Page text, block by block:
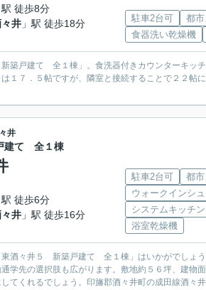
駅 徒歩8分
井 」駅 徒歩18分 駐車2台可 都市
食器洗い乾燥機
築戸建て 全１棟」。食洗器付きカウンターキッ
１７．５帖ですが、隣室と接続することで２２帖
井
建て 全１棟
駅 徒歩6分
井 」駅 徒歩16分
駐車2台可
都市
ウォークインシ
システムキッチン
浴室乾燥機
酒々井５ 新築戸建て 全１棟」はいかがでしょ
学先の選択肢も広がります。敷地約５６坪、建物
てくれるでしょう。印旛郡酒々井町の成田線酒々